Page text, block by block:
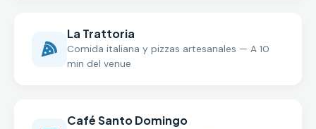
La Trattoria
Comida italiana y pizzas artesanales — A 10
min del venue
Café Santo Domingo